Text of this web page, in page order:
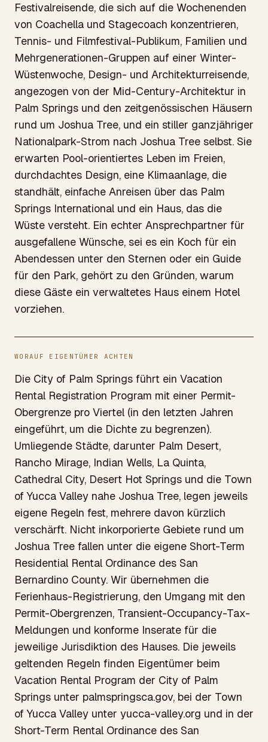
Festivalreisende, die sich auf die Wochenenden
von Coachella und Stagecoach konzentrieren,
Tennis- und Filmfestival-Publikum, Familien und
Mehrgenerationen-Gruppen auf einer Winter-
Wüstenwoche, Design- und Architekturreisende,
angezogen von der Mid-Century-Architektur in
Palm Springs und den zeitgenössischen Häusern
rund um Joshua Tree, und ein stiller ganzjähriger
Nationalpark-Strom nach Joshua Tree selbst. Sie
erwarten Pool-orientiertes Leben im Freien,
durchdachtes Design, eine Klimaanlage, die
standhält, einfache Anreisen über das Palm
Springs International und ein Haus, das die
Wüste versteht. Ein echter Ansprechpartner für
ausgefallene Wünsche, sei es ein Koch für ein
Abendessen unter den Sternen oder ein Guide
für den Park, gehört zu den Gründen, warum
diese Gäste ein verwaltetes Haus einem Hotel
vorziehen.
WORAUF EIGENTÜMER ACHTEN
Die City of Palm Springs führt ein Vacation
Rental Registration Program mit einer Permit-
Obergrenze pro Viertel (in den letzten Jahren
eingeführt, um die Dichte zu begrenzen).
Umliegende Städte, darunter Palm Desert,
Rancho Mirage, Indian Wells, La Quinta,
Cathedral City, Desert Hot Springs und die Town
of Yucca Valley nahe Joshua Tree, legen jeweils
eigene Regeln fest, mehrere davon kürzlich
verschärft. Nicht inkorporierte Gebiete rund um
Joshua Tree fallen unter die eigene Short-Term
Residential Rental Ordinance des San
Bernardino County. Wir übernehmen die
Ferienhaus-Registrierung, den Umgang mit den
Permit-Obergrenzen, Transient-Occupancy-Tax-
Meldungen und konforme Inserate für die
jeweilige Jurisdiktion des Hauses. Die jeweils
geltenden Regeln finden Eigentümer beim
Vacation Rental Program der City of Palm
Springs unter palmspringsca.gov, bei der Town
of Yucca Valley unter yucca-valley.org und in der
Short-Term Rental Ordinance des San